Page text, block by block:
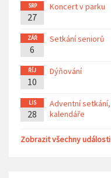
SRP
27
Koncert v parku
ZÁŘ
6
Setkání seniorů
ŘÍJ
10
Dýňování
LIS
28
Adventní
kalendáře
Zobrazit všechny události